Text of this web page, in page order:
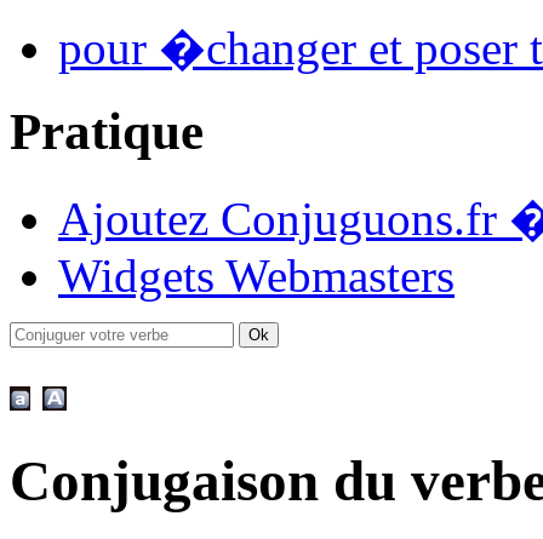
pour �changer et poser
Pratique
Ajoutez Conjuguons.fr
Widgets Webmasters
Conjugaison du